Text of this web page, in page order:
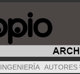
INGENIERÍA AUTORES